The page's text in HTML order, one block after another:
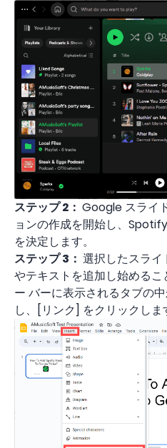
ステップ 2： Google スライ
ョンの作成を開始し、
を決定します。
ステップ 3： 選択したスラ
やテキストを追加し始める
ー バーに表示されるタブの
し、[リンク] をクリックしま